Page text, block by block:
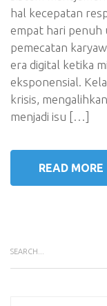
hal kecepatan
empat hari penuh
pemecatan
era digital ketika
eksponensial.
krisis,
menjadi isu […]
READ MORE